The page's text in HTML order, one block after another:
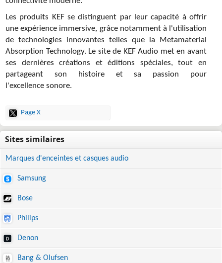
Les produits KEF se distinguent par leur capacité à offrir
une expérience immersive, grâce notamment à l'utilisation
de technologies innovantes telles que la Metamaterial
Absorption Technology. Le site de KEF Audio met en avant
ses dernières créations et éditions spéciales, tout en
partageant son histoire et sa passion pour
l'excellence sonore.
Page X
Marques d'enceintes et casques audio
Samsung
Bose
Philips
Denon
Bang & Olufsen